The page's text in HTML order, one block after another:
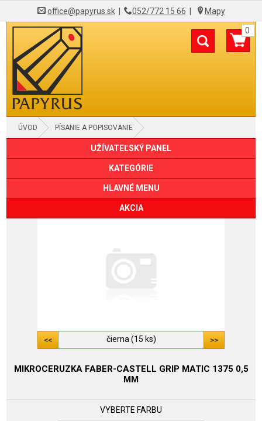
office@papyrus.sk| 052/772 15 66 Mapy
0
ÚVOD PÍSANIE A POPISOVANIE
MIKROCERUZKY A MECHANICKÉ CERUZKY
UŽÍVATEĽSKÝ PANEL
KATEGÓRIE
HLAVNÉ MENU
AKCIA
čierna (15 ks)
MIKROCERUZKA FABER-CASTELL GRIP MATIC 1375 0,5
MM
VYBERTE FARBU